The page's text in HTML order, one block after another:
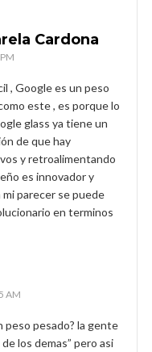
Cardona
, Google es un peso
este , es porque lo
glass ya tiene un
de que hay
y retroalimentando
es innovador y
parecer se puede
en terminos
AM
peso pesado? la gente
los demas” pero asi